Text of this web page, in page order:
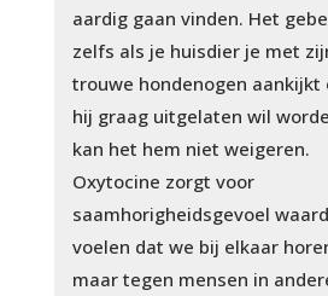
aardig gaan vinden. Het
zelfs als je huisdier je met
trouwe hondenogen aankijkt
hij graag uitgelaten wil
kan het hem niet weigeren.
Oxytocine zorgt voor
saamhorigheidsgevoel
voelen dat we bij elkaar
maar tegen mensen in